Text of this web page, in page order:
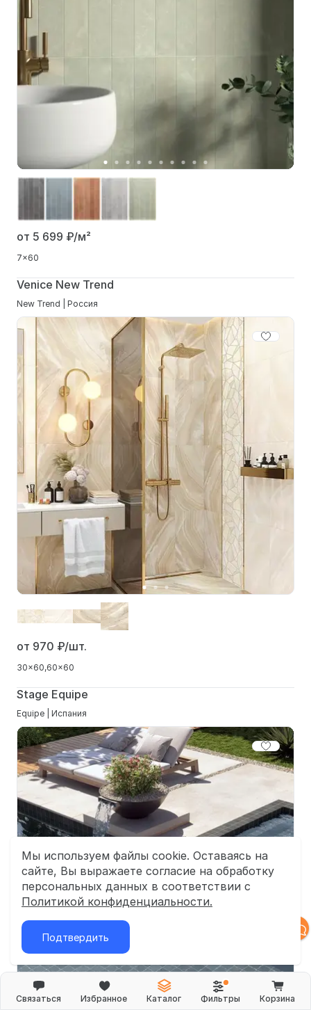
Мы используем файлы cookie. Оставаясь на
сайте, Вы выражаете согласие на обработку
персональных данных в соответствии с
Политикой конфиденциальности.
Подтвердить
от 5 699 ₽/м²
7x60
Venice New Trend
New Trend | Россия
от 970 ₽/шт.
30x60 60x60
Stage Equipe
Equipe | Испания
Связаться Избранное Каталог Фильтры Корзина